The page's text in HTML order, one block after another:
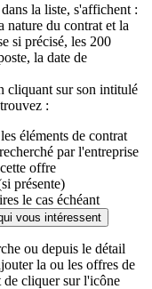
la liste, s'affichent :
du contrat et la
si précisé, les 200
la date de
cliquant sur son intitulé
:
éléments de contrat
par l'entreprise
offre
présente)
le cas échéant
vous intéressent
ou depuis le détail
la ou les offres de
cliquer sur l'icône